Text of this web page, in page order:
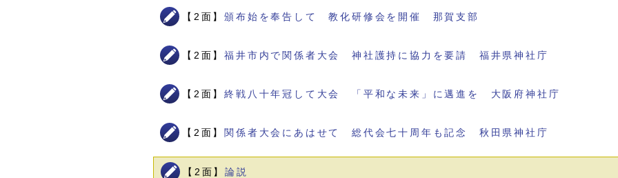
【2面】頒布始を奉告して 教化研修会を開催 那賀支部
【2面】福井市内で関係者大会 神社護持に協力を要請 福井県神社庁
【2面】終戦八十年冠して大会 「平和な未来」に邁進を 大阪府神社庁
【2面】 関係者大会にあはせて 総代会七十周年も記念 秋田県神社庁
【2面】論説